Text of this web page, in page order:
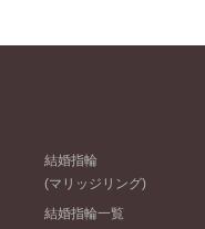
結婚指輪
(マリッジリング)
結婚指輪一覧